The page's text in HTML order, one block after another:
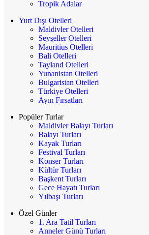
Tropik Adalar
Yurt Dışı Otelleri
Maldivler Otelleri
Seyşeller Otelleri
Mauritius Otelleri
Bali Otelleri
Tayland Otelleri
Yunanistan Otelleri
Bulgaristan Otelleri
Türkiye Otelleri
Ayın Fırsatları
Popüler Turlar
Maldivler Balayı Turları
Balayı Turları
Kayak Turları
Festival Turları
Konser Turları
Kültür Turları
Başkent Turları
Gece Hayatı Turları
Yılbaşı Turları
Özel Günler
1. Ara Tatil Turları
Anneler Günü Turları